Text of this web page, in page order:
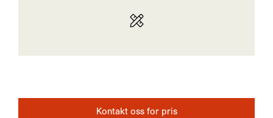
Kontakt oss for pris